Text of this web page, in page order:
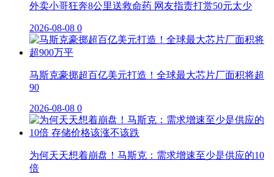
外卖小哥狂奔8公里送救命药 网友指责打赏50元太少
2026-08-08 0
马斯克豪掷超百亿美元打造！全球最大芯片厂面积将超
90
2026-08-08 0
为何天天想着崩盘！马斯克：需求增速至少是供应的10
倍